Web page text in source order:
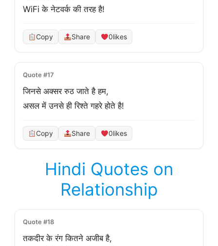
WiFi के नेटवर्क की तरह है!
Copy Share 0likes
Quote #17
जिनसे अक्सर रुठ जाते है हम,
असल में उनसे ही रिश्ते गहरे होते है!
Copy Share 0likes
Hindi Quotes on
Relationship
Quote #18
तकदीर के रंग कितने अजीब है,